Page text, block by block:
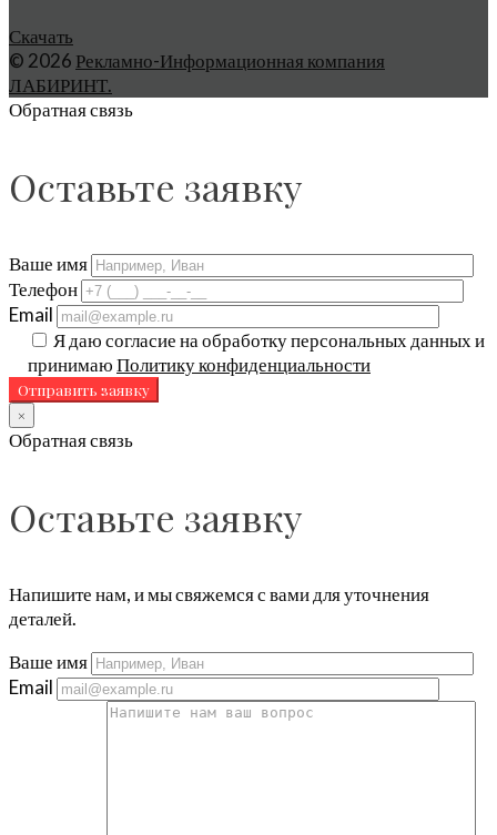
Скачать
© 2026 Рекламно-Информационная компания
ЛАБИРИНТ.
Обратная связь
Оставьте заявку
Ваше имя
Телефон
Email
Я даю согласие на обработку персональных данных и
принимаюПолитику конфиденциальности
×
Обратная связь
Оставьте заявку
Напишите нам, и мы свяжемся с вами для уточнения
деталей.
Ваше имя
Email